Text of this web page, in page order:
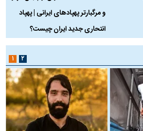
و مرگبارتر پهپادهای ایرانی | پهپاد
انتحاری جدید ایران چیست؟
۱ ۲